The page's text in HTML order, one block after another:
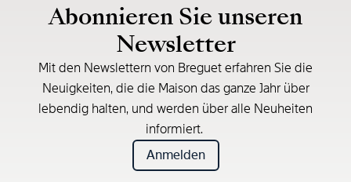
Abonnieren Sie unseren
Newsletter
Mit den Newslettern von Breguet erfahren Sie die
Neuigkeiten, die die Maison das ganze Jahr über
lebendig halten, und werden über alle Neuheiten
informiert.
Anmelden